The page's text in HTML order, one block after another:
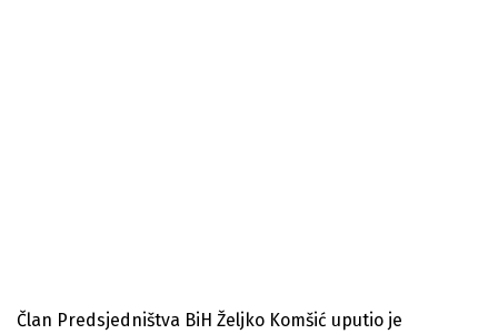
Član Predsjedništva BiH Željko Komšić uputio je